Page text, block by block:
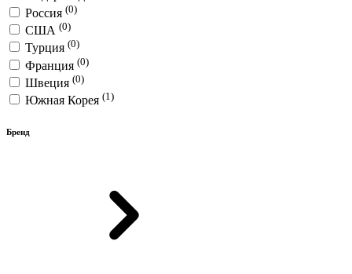
Россия (0)
США (0)
Турция (0)
Франция (0)
Швеция (0)
Южная Корея (1)
Бренд